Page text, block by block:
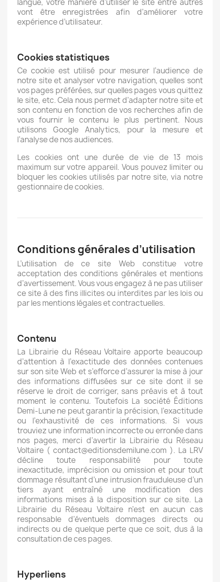
langue, votre manière d’utiliser le site entre autres
vont être enregistrées afin d’améliorer votre
expérience d’utilisateur.
Cookies statistiques
Ce cookie est utilisé pour mesurer l’audience de
notre site et analyser votre navigation, quelles sont
vos pages préférées, sur quelles pages vous quittez
le site, etc. Cela nous permet d’adapter notre site et
son contenu en fonction de vos recherches afin de
vous fournir le contenu le plus pertinent. Nous
utilisons Google Analytics, pour la mesure et
l’analyse de nos audiences.
Les cookies ont une durée de vie de 13 mois
maximum sur votre appareil. Vous pouvez limiter ou
bloquer les cookies utilisés par notre site, via notre
gestionnaire de cookies.
Conditions générales d’utilisation
L’utilisation de ce site Web constitue votre
acceptation des conditions générales et mentions
d’avertissement. Vous vous engagez à ne pas utiliser
ce site à des fins illicites ou interdites par les lois ou
par les mentions légales et contractuelles.
Contenu
La Librairie du Réseau Voltaire apporte beaucoup
d’attention à l’exactitude des données contenues
sur son site Web et s’efforce d’assurer la mise à jour
des informations diffusées sur ce site dont il se
réserve le droit de corriger, sans préavis et à tout
moment le contenu. Toutefois La société Éditions
Demi-Lune ne peut garantir la précision, l’exactitude
ou l’exhaustivité de ces informations. Si vous
trouviez une information incorrecte ou erronée dans
nos pages, merci d’avertir la Librairie du Réseau
Voltaire ( contact@editionsdemilune.com ). La LRV
décline toute responsabilité pour toute
inexactitude, imprécision ou omission et pour tout
dommage résultant d’une intrusion frauduleuse d’un
tiers ayant entraîné une modification des
informations mises à la disposition sur ce site. La
Librairie du Réseau Voltaire n’est en aucun cas
responsable d’éventuels dommages directs ou
indirects ou de quelque perte que ce soit, dus à la
consultation de ces pages.
Hyperliens